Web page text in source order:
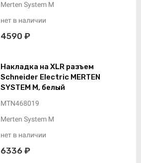
Merten System M
нет в наличии
4590 ₽
Накладка на XLR разъем
Schneider Electric MERTEN
SYSTEM M, белый
MTN468019
Merten System M
нет в наличии
6336 ₽